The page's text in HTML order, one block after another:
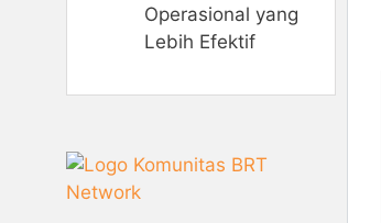
Operasional yang
Lebih Efektif